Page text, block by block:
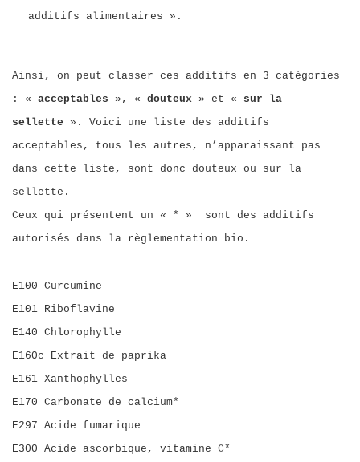
additifs alimentaires ».
Ainsi, on peut classer ces additifs en 3 catégories
: « acceptables », « douteux » et « sur la
sellette ». Voici une liste des additifs
acceptables, tous les autres, n’apparaissant pas
dans cette liste, sont donc douteux ou sur la
sellette.
Ceux qui présentent un « * » sont des additifs
autorisés dans la règlementation bio.
E100 Curcumine
E101 Riboflavine
E140 Chlorophylle
E160c Extrait de paprika
E161 Xanthophylles
E170 Carbonate de calcium*
E297 Acide fumarique
E300 Acide ascorbique, vitamine C*